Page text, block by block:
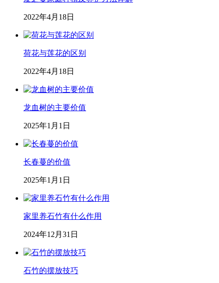
2022年4月18日
荷花与莲花的区别
2022年4月18日
龙血树的主要价值
2025年1月1日
长春蔓的价值
2025年1月1日
家里养石竹有什么作用
2024年12月31日
石竹的摆放技巧